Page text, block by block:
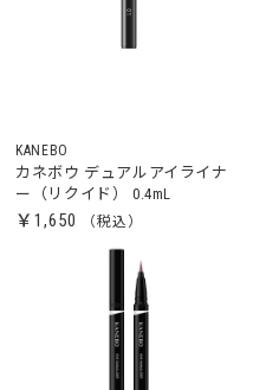
KANEBO
カネボウ デュアルアイライナ
ー（リクイド） 0.4mL
￥1,650